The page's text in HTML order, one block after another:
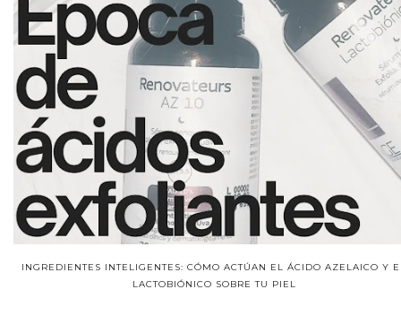
INGREDIENTES INTELIGENTES: CÓMO ACTÚAN EL ÁCIDO AZELAICO Y
LACTOBIÓNICO SOBRE TU PIEL